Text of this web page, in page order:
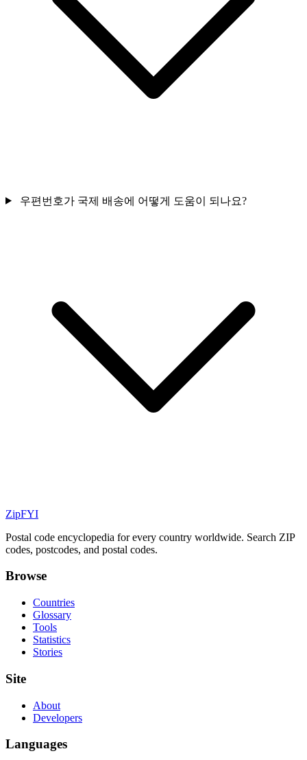
우편번호가 국제 배송에 어떻게 도움이 되나요?
ZipFYI
Postal code encyclopedia for every country worldwide. Search ZIP
codes, postcodes, and postal codes.
Browse
Countries
Glossary
Tools
Statistics
Stories
Site
About
Developers
Languages